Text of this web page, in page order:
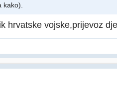
hrvatske vojske,prijevoz